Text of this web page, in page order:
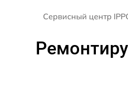
Сервисный центр